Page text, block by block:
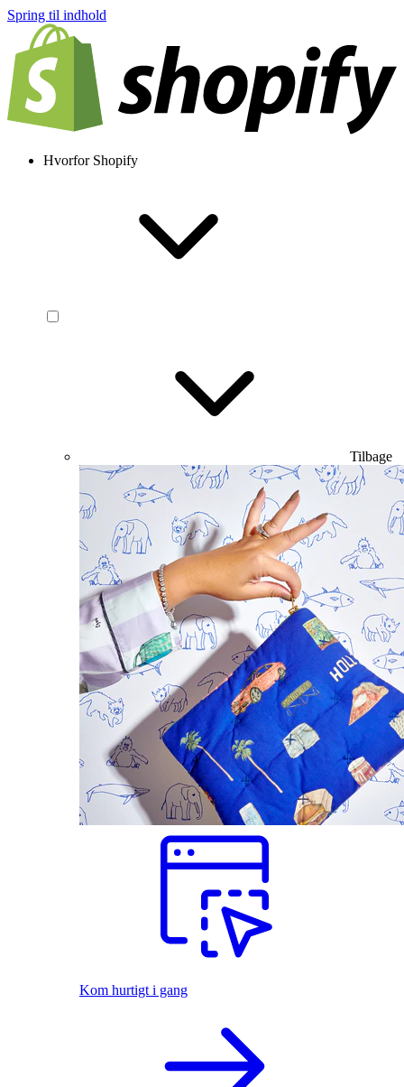
Spring til indhold
Hvorfor Shopify
Tilbage
Kom hurtigt i gang